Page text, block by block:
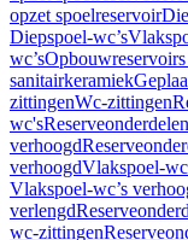
opzet spoelreservoir
Diepspoel-wc’s
wc’s
sanitairkeramiek
zittingenWc-zittingen
wc's
verhoogd
verhoogdVlakspoel-
Vlakspoel-wc’s
verlengd
wc-zittingen